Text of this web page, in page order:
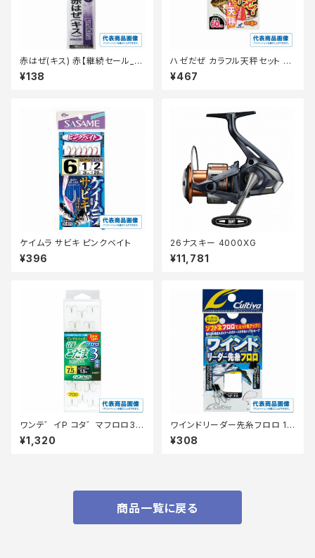
赤はぜ(キス) 赤【継続セール_仕
掛】
¥138
ハゼだぜ カラフル天秤セット H
A110ー6ー0.8
¥467
ケイムラ サビキ ピンクベイト
¥396
26ナスキー 4000XG
¥11,781
ワンテ゛イP コタ゛マフロロ3本
6.5
¥1,320
ワインドリーダー先糸フロロ 12
ーS 10ｃm
¥308
商品一覧に戻る